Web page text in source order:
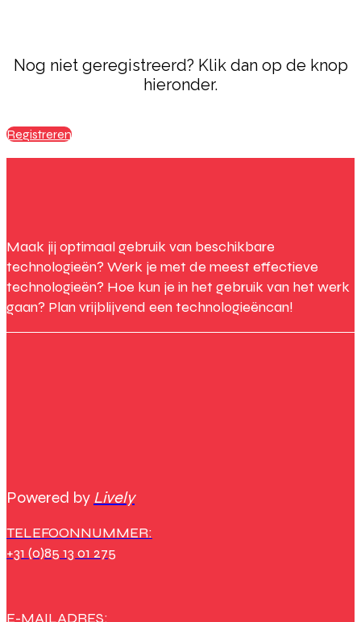
Nog niet geregistreerd? Klik dan op de knop
hieronder.
Registreren
Maak jij optimaal gebruik van beschikbare
technologieën? Werk je met de meest effectieve
technologieën? Hoe kun je in het gebruik van het werk
gaan? Plan vrijblijvend een technologieëncan!
Powered by Lively
TELEFOONNUMMER:
+31 (0)85 13 01 275
E-MAILADRES: